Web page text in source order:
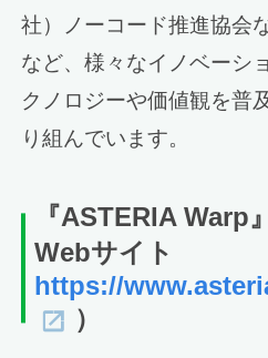
社）ノーコード推進協会
など、様々なイノベーシ
クノロジーや価値観を普
り組んでいます。
『ASTERIA Warp
Webサイト
https://
）